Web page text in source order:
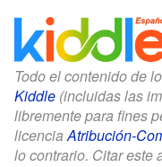
Todo el contenido de
Kiddle (incluidas las
libremente para fines
licenciaAtribución-
lo contrario. Citar este